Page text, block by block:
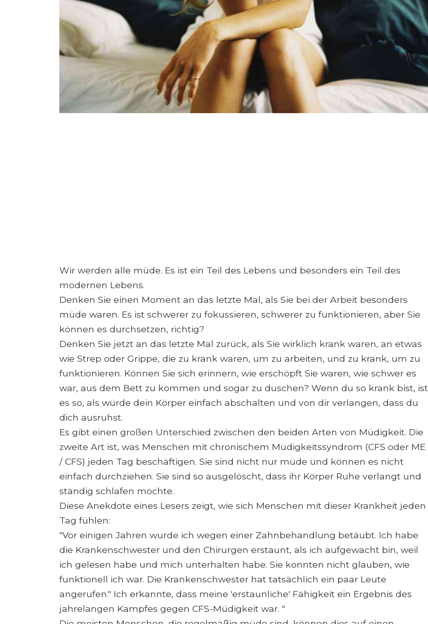
Wir werden alle müde. Es ist ein Teil des Lebens und besonders ein Teil des
modernen Lebens.
Denken Sie einen Moment an das letzte Mal, als Sie bei der Arbeit besonders
müde waren. Es ist schwerer zu fokussieren, schwerer zu funktionieren, aber Sie
können es durchsetzen, richtig?
Denken Sie jetzt an das letzte Mal zurück, als Sie wirklich krank waren, an etwas
wie Strep oder Grippe, die zu krank waren, um zu arbeiten, und zu krank, um zu
funktionieren. Können Sie sich erinnern, wie erschöpft Sie waren, wie schwer es
war, aus dem Bett zu kommen und sogar zu duschen? Wenn du so krank bist, ist
es so, als würde dein Körper einfach abschalten und von dir verlangen, dass du
dich ausruhst.
Es gibt einen großen Unterschied zwischen den beiden Arten von Müdigkeit. Die
zweite Art ist, was Menschen mit chronischem Müdigkeitssyndrom (CFS oder ME
/ CFS) jeden Tag beschäftigen. Sie sind nicht nur müde und können es nicht
einfach durchziehen. Sie sind so ausgelöscht, dass ihr Körper Ruhe verlangt und
ständig schlafen möchte.
Diese Anekdote eines Lesers zeigt, wie sich Menschen mit dieser Krankheit jeden
Tag fühlen:
"Vor einigen Jahren wurde ich wegen einer Zahnbehandlung betäubt. Ich habe
die Krankenschwester und den Chirurgen erstaunt, als ich aufgewacht bin, weil
ich gelesen habe und mich unterhalten habe. Sie konnten nicht glauben, wie
funktionell ich war. Die Krankenschwester hat tatsächlich ein paar Leute
angerufen." Ich erkannte, dass meine 'erstaunliche' Fähigkeit ein Ergebnis des
jahrelangen Kampfes gegen CFS-Müdigkeit war. "